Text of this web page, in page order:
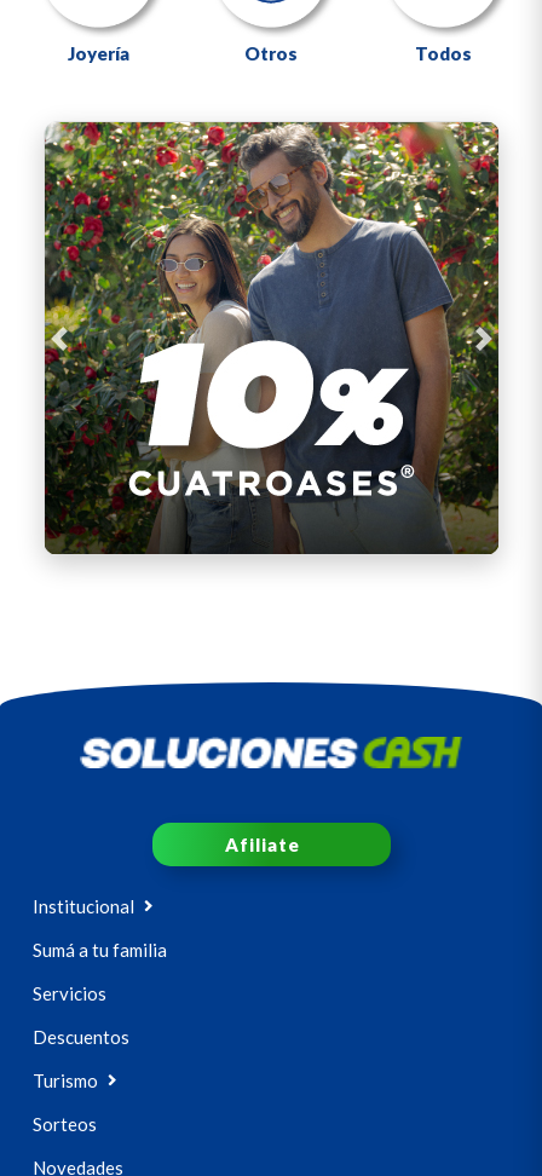
Joyería Otros Todos
Previous Next
Afiliate
Institucional
Sumá a tu familia
Servicios
Descuentos
Turismo
Sorteos
Novedades